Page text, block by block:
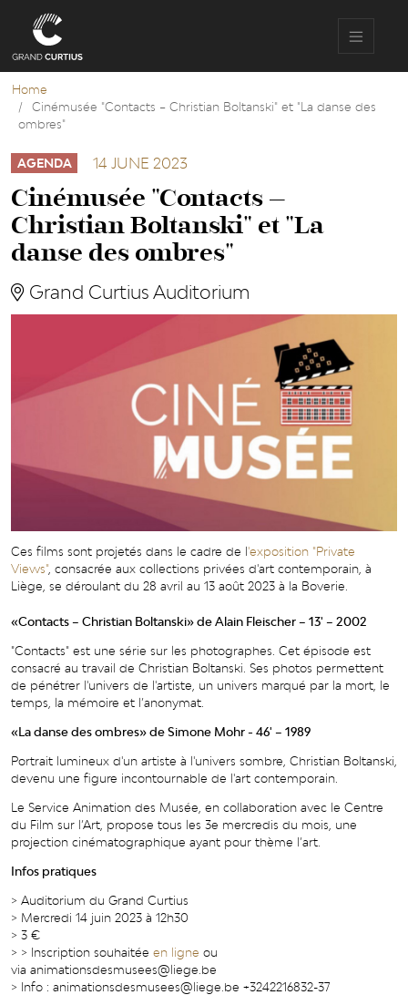
content
Home
Cinémusée "Contacts – Christian Boltanski" et "La danse des
ombres"
AGENDA 14 JUNE 2023
Cinémusée "Contacts –
Christian Boltanski" et "La
danse des ombres"
Grand Curtius Auditorium
Ces films sont projetés dans le cadre de l'exposition "Private
Views", consacrée aux collections privées d'art contemporain, à
Liège, se déroulant du 28 avril au 13 août 2023 à la Boverie.
«Contacts – Christian Boltanski» de Alain Fleischer – 13' – 2002
"Contacts" est une série sur les photographes. Cet épisode est
consacré au travail de Christian Boltanski. Ses photos permettent
de pénétrer l'univers de l'artiste, un univers marqué par la mort, le
temps, la mémoire et l’anonymat.
«La danse des ombres» de Simone Mohr - 46' – 1989
Portrait lumineux d'un artiste à l'univers sombre, Christian Boltanski,
devenu une figure incontournable de l'art contemporain.
Le Service Animation des Musée, en collaboration avec le Centre
du Film sur l’Art, propose tous les 3e mercredis du mois, une
projection cinématographique ayant pour thème l’art.
Infos pratiques
> Auditorium du Grand Curtius
> Mercredi 14 juin 2023 à 12h30
> 3 €
> > Inscription souhaitée en ligne ou
via animationsdesmusees@liege.be
> Info : animationsdesmusees@liege.be +3242216832-37